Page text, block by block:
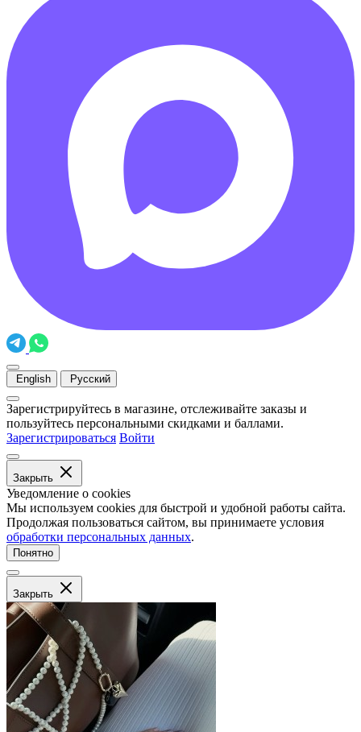
English Русский
Зарегистрируйтесь в магазине, отслеживайте заказы и
пользуйтесь персональными скидками и баллами.
Зарегистрироваться Войти
Закрыть
Уведомление о cookies
Мы используем cookies для быстрой и удобной работы сайта.
Продолжая пользоваться сайтом, вы принимаете условия
обработки персональных данных.
Понятно
Закрыть